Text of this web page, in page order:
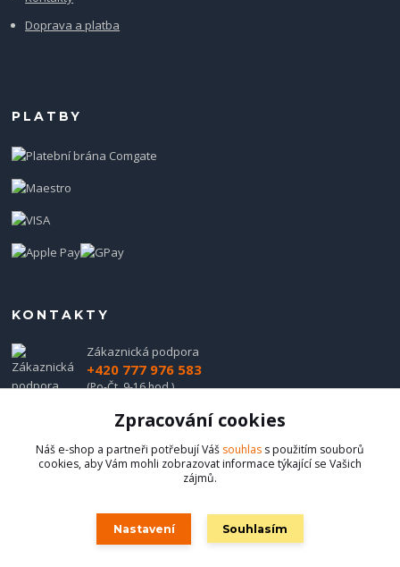
Doprava a platba
PLATBY
KONTAKTY
Zákaznická podpora
+420 777 976 583
(Po-Čt, 9-16 hod.)
obchod@hadladla.cz
Zpracování cookies
Náš e-shop a partneři potřebují Váš souhlas s použitím souborů
cookies, aby Vám mohli zobrazovat informace týkající se Vašich
zájmů.
Nastavení Souhlasím